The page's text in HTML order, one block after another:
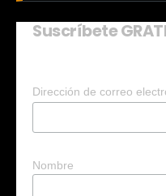
Suscríbete
Dirección de correo
Nombre
¿Quieres que te